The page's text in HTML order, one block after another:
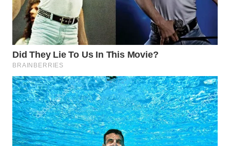
WN
SIMALUNGUN
WN
LABUHANBATU
WN
TAPANULI
TENGAH
WN DELI